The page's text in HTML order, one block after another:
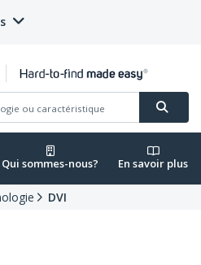
Qui sommes-nous? En savoir plus
DVI